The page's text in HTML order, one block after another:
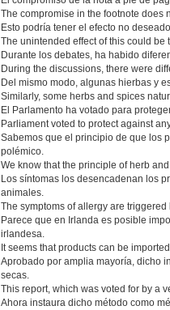
The compromise in the footnote does
Esto podría tener el efecto no
The unintended effect of this could
Durante los debates, ha habido
During the discussions, there were
Del mismo modo, algunas hierbas y
Similarly, some herbs and spices
El Parlamento ha votado para
Parliament voted to protect against
Sabemos que el principio de que los
polémico.
We know that the principle of herb
Los síntomas los desencadenan los
animales.
The symptoms of allergy are
Parece que en Irlanda es posible
irlandesa.
It seems that products can be
Aprobado por amplia mayoría, dicho
secas.
This report, which was voted for by a
Ahora instaura dicho método como